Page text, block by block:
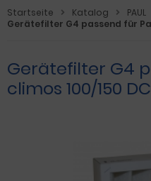
Startseite Katalog PAUL
Gerätefilter G4 passend für
Gerätefilter G4
climos 100/150 DC